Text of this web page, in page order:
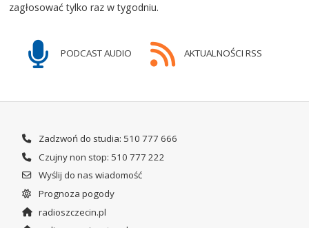
zagłosować tylko raz w tygodniu.
PODCAST AUDIO AKTUALNOŚCI RSS
Zadzwoń do studia: 510 777 666
Czujny non stop: 510 777 222
Wyślij do nas wiadomość
Prognoza pogody
radioszczecin.pl